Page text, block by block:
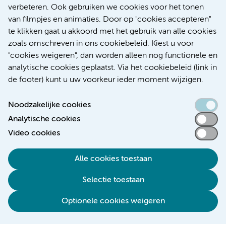
verbeteren. Ook gebruiken we cookies voor het tonen
van filmpjes en animaties. Door op "cookies accepteren"
te klikken gaat u akkoord met het gebruik van alle cookies
zoals omschreven in ons cookiebeleid. Kiest u voor
"cookies weigeren", dan worden alleen nog functionele en
analytische cookies geplaatst. Via het cookiebeleid (link in
de footer) kunt u uw voorkeur ieder moment wijzigen.
Noodzakelijke cookies
Analytische cookies
Video cookies
Alle cookies toestaan
Selectie toestaan
Optionele cookies weigeren
Meer
Toegankelijkheidsverklaring
Algemene privacyverklaring